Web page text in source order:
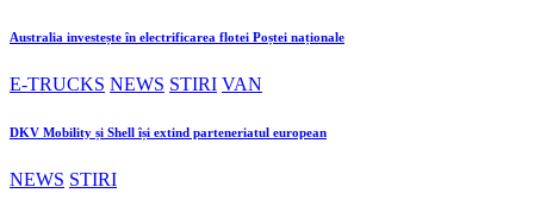
Australia investește în electrificarea flotei Poștei naționale
E-TRUCKS NEWS STIRI VAN
DKV Mobility și Shell își extind parteneriatul european
NEWS STIRI